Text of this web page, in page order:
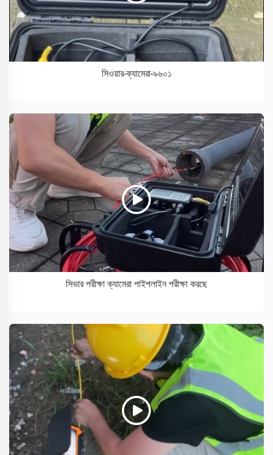
সিওয়ার-ক্যামেরা-৯৬০১
সিভার পরীক্ষা ক্যামেরা পাইপলাইন পরীক্ষা করছে